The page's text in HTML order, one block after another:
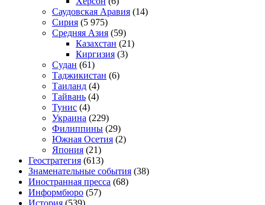
Саудовская Аравия (14)
Сирия (5 975)
Средняя Азия (59)
Казахстан (21)
Киргизия (3)
Судан (61)
Таджикистан (6)
Таиланд (4)
Тайвань (4)
Тунис (4)
Украина (229)
Филиппины (29)
Южная Осетия (2)
Япония (21)
Геостратегия (613)
Знаменательные события (38)
Иностранная пресса (68)
Информбюро (57)